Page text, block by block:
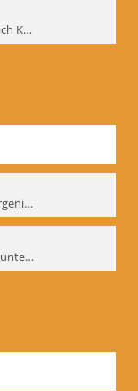
Beschreibung eines Kampfes (nach Kafka)
Meyerhold – Profil eines Theatergenies. Vortrag. Arbeitsdemonstration - interne Signatur: BM-prt-203
Die Geschichte des Biomechanikunterrichts im Theater der Satire - interne Signatur: BM-prt-204